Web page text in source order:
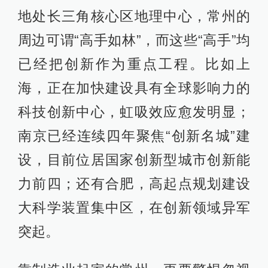
地处长三角核心区地理中心，常州的
周边可谓“高手如林”，而这些“高手”均
已经把创新作为重点工程。比如上
海，正在加快建设具有全球影响力的
科技创新中心，虹吸效应愈发明显；
南京已经连续四年聚焦“创新名城”建
设，目前位居国家创新型城市创新能
力前四；还有合肥，高起点规划建设
大科学装置集中区，在创新领域异军
突起。